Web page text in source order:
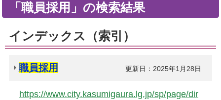
「職員採用」の検索結果
インデックス（索引）
職員採用 更新日：2025年1月28日
https://www.city.kasumigaura.lg.jp/sp/page/dir